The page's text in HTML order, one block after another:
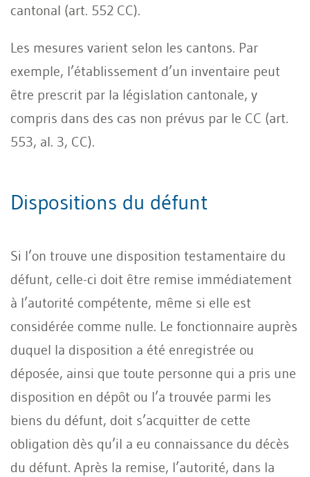
cantonal (art. 552 CC).
Les mesures varient selon les cantons. Par
exemple, l’établissement d’un inventaire peut
être prescrit par la législation cantonale, y
compris dans des cas non prévus par le CC (art.
553, al. 3, CC).
Dispositions du défunt
Si l’on trouve une disposition testamentaire du
défunt, celle-ci doit être remise immédiatement
à l’autorité compétente, même si elle est
considérée comme nulle. Le fonctionnaire auprès
duquel la disposition a été enregistrée ou
déposée, ainsi que toute personne qui a pris une
disposition en dépôt ou l’a trouvée parmi les
biens du défunt, doit s’acquitter de cette
obligation dès qu’il a eu connaissance du décès
du défunt. Après la remise, l’autorité, dans la